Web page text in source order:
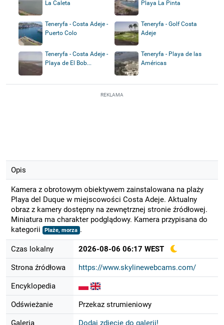
La Caleta
Playa La Pinta
Teneryfa - Costa Adeje -
Puerto Colo
Teneryfa - Golf Costa
Adeje
Teneryfa - Costa Adeje -
Playa de El Bob...
Teneryfa - Playa de las
Américas
REKLAMA
Opis
Kamera z obrotowym obiektywem zainstalowana na plaży
Playa del Duque w miejscowości Costa Adeje. Aktualny
obraz z kamery dostępny na zewnętrznej stronie źródłowej.
Miniatura ma charakter podglądowy. Kamera przypisana do
kategorii
Plaże, morza .
Czas lokalny 2026-08-06 06:17 WEST
Strona źródłowa https://www.skylinewebcams.com/
Encyklopedia
Odświeżanie Przekaz strumieniowy
Galeria Dodaj zdjęcie do galerii!